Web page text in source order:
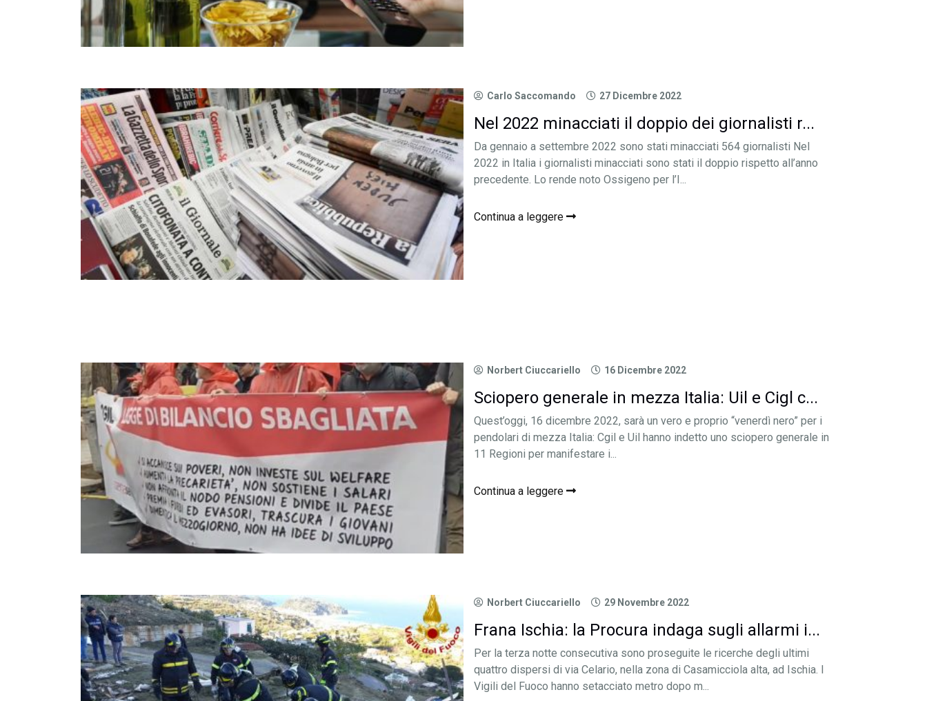
Carlo Saccomando 27 Dicembre 2022
Nel 2022 minacciati il doppio dei giornalisti r...
Da gennaio a settembre 2022 sono stati minacciati 564 giornalisti Nel
2022 in Italia i giornalisti minacciati sono stati il doppio rispetto all’anno
precedente. Lo rende noto Ossigeno per l’I...
Continua a leggere
Norbert Ciuccariello 16 Dicembre 2022
Sciopero generale in mezza Italia: Uil e Cigl c...
Quest’oggi, 16 dicembre 2022, sarà un vero e proprio “venerdì nero” per i
pendolari di mezza Italia: Cgil e Uil hanno indetto uno sciopero generale in
11 Regioni per manifestare i...
Continua a leggere
Norbert Ciuccariello 29 Novembre 2022
Frana Ischia: la Procura indaga sugli allarmi i...
Per la terza notte consecutiva sono proseguite le ricerche degli ultimi
quattro dispersi di via Celario, nella zona di Casamicciola alta, ad Ischia. I
Vigili del Fuoco hanno setacciato metro dopo m...